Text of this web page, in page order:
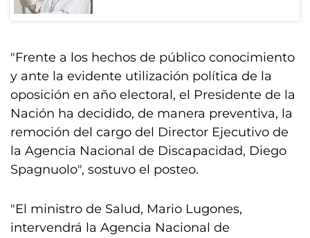
"Frente a los hechos de público conocimiento
y ante la evidente utilización política de la
oposición en año electoral, el Presidente de la
Nación ha decidido, de manera preventiva, la
remoción del cargo del Director Ejecutivo de
la Agencia Nacional de Discapacidad, Diego
Spagnuolo", sostuvo el posteo.
"El ministro de Salud, Mario Lugones,
intervendrá la Agencia Nacional de